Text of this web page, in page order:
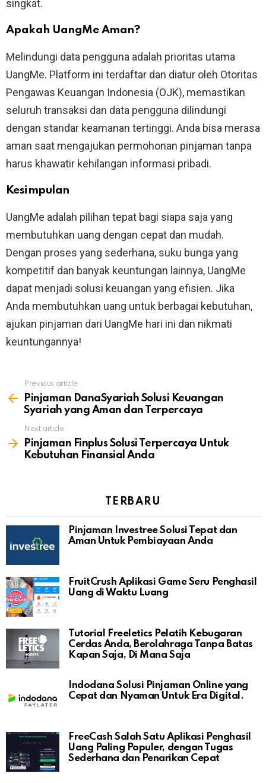
singkat.
Apakah UangMe Aman?
Melindungi data pengguna adalah prioritas utama
UangMe. Platform ini terdaftar dan diatur oleh Otoritas
Pengawas Keuangan Indonesia (OJK), memastikan
seluruh transaksi dan data pengguna dilindungi
dengan standar keamanan tertinggi. Anda bisa merasa
aman saat mengajukan permohonan pinjaman tanpa
harus khawatir kehilangan informasi pribadi.
Kesimpulan
UangMe adalah pilihan tepat bagi siapa saja yang
membutuhkan uang dengan cepat dan mudah.
Dengan proses yang sederhana, suku bunga yang
kompetitif dan banyak keuntungan lainnya, UangMe
dapat menjadi solusi keuangan yang efisien. Jika
Anda membutuhkan uang untuk berbagai kebutuhan,
ajukan pinjaman dari UangMe hari ini dan nikmati
keuntungannya!
more
Previous article
Pinjaman DanaSyariah Solusi Keuangan
Syariah yang Aman dan Terpercaya
Next article
Pinjaman Finplus Solusi Terpercaya Untuk
Kebutuhan Finansial Anda
TERBARU
Pinjaman Investree Solusi Tepat dan
Aman Untuk Pembiayaan Anda
FruitCrush Aplikasi Game Seru Penghasil
Uang di Waktu Luang
Tutorial Freeletics Pelatih Kebugaran
Cerdas Anda, Berolahraga Tanpa Batas
Kapan Saja, Di Mana Saja
Indodana Solusi Pinjaman Online yang
Cepat dan Nyaman Untuk Era Digital.
FreeCash Salah Satu Aplikasi Penghasil
Uang Paling Populer, dengan Tugas
Sederhana dan Penarikan Cepat